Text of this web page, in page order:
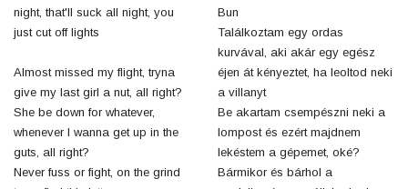
night, that'll suck all night, you
just cut off lights
Almost missed my flight, tryna
give my last girl a nut, all right?
She be down for whatever,
whenever I wanna get up in the
guts, all right?
Never fuss or fight, on the grind
Bun
Találkoztam egy ordas
kurvával, aki akár egy egész
éjen át kényeztet, ha leoltod neki
a villanyt
Be akartam csempészni neki a
lompost és ezért majdnem
lekéstem a gépemet, oké?
Bármikor és bárhol a